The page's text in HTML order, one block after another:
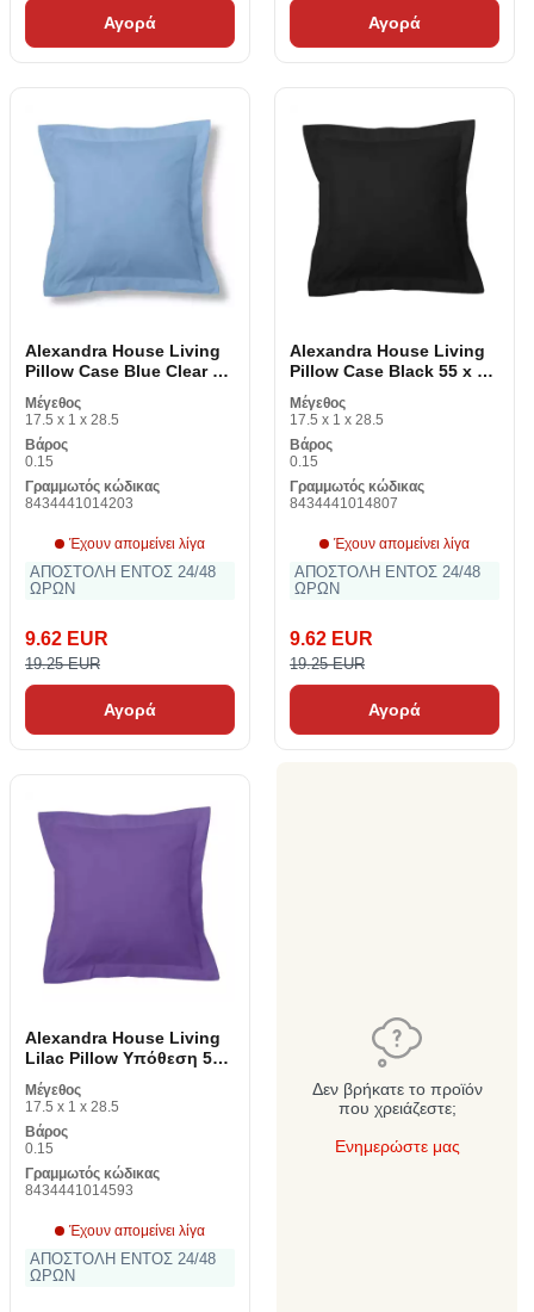
Αγορά Αγορά
Alexandra House Living
Pillow Case Blue Clear 55
x 55 + 5 cm
Μέγεθος
17.5 x 1 x 28.5
Βάρος
0.15
Γραμμωτός κώδικας
8434441014203
Έχουν απομείνει λίγα
ΑΠΟΣΤΟΛΗ ΕΝΤΟΣ 24/48
ΩΡΩΝ
9.62 EUR
19.25 EUR
Αγορά
Alexandra House Living
Pillow Case Black 55 x 55
+ 5 cm
Μέγεθος
17.5 x 1 x 28.5
Βάρος
0.15
Γραμμωτός κώδικας
8434441014807
Έχουν απομείνει λίγα
ΑΠΟΣΤΟΛΗ ΕΝΤΟΣ 24/48
ΩΡΩΝ
9.62 EUR
19.25 EUR
Αγορά
Alexandra House Living
Lilac Pillow Υπόθεση 55
x 55 + 5 cm
Μέγεθος
17.5 x 1 x 28.5
Βάρος
0.15
Γραμμωτός κώδικας
8434441014593
Έχουν απομείνει λίγα
ΑΠΟΣΤΟΛΗ ΕΝΤΟΣ 24/48
ΩΡΩΝ
Δεν βρήκατε το προϊόν
που χρειάζεστε;
Ενημερώστε μας